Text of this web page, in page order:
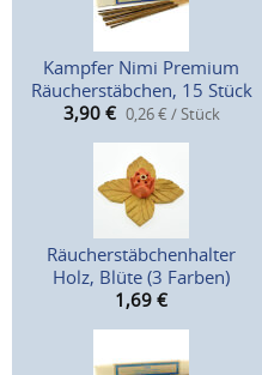
Kampfer Nimi Premium
Räucherstäbchen, 15 Stück
3,90 € 0,26 € / Stück
Räucherstäbchenhalter
Holz, Blüte (3 Farben)
1,69 €